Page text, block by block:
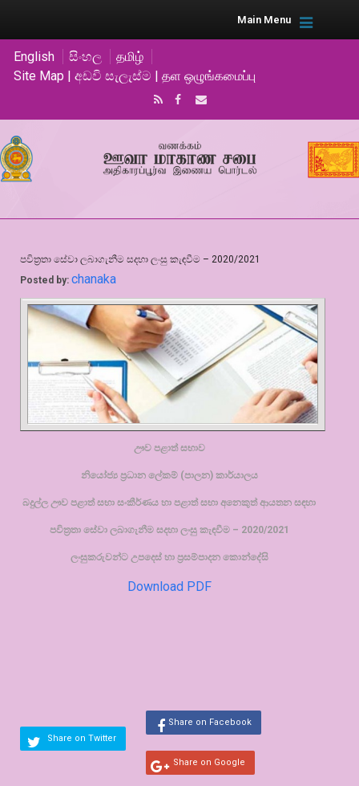
Main Menu
English සිංහල
தமிழ்
Site Map | අඩවි සැලැස්ම | தள ஒழுங்கமைப்பு
පවිත්‍රතා සේවා ලබාගැනීම සදහා ලංසු කැඳවීම – 2020/2021
Posted by: chanaka
ඌව පළාත් සභාව
නියෝජ්‍ය ප්‍රධාන ලේකම් (පාලන) කාර්යාලය
බදුල්ල ඌව පළාත් සභා සංකීර්ණය හා පළාත් සභා අනෙකුත් ආයතන සඳහා
පවිත්‍රතා සේවා ලබාගැනීම සදහා ලංසු කැඳවීම – 2020/2021
ලංසුකරුවන්ට උපදෙස් හා ප්‍රසම්පාදන කොන්දේසි
Download PDF
Share on Twitter
Share on Facebook
Share on Google